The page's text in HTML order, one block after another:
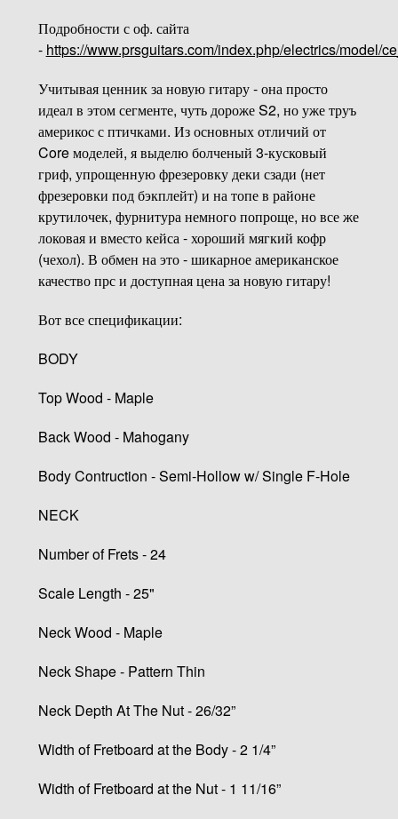
Подробности с оф. сайта
- https://www.prsguitars.com/index.php/electrics/model/
Учитывая ценник за новую гитару - она просто
идеал в этом сегменте, чуть дороже S2, но уже труъ
америкос с птичками. Из основных отличий от
Core моделей, я выделю болченый 3-кусковый
гриф, упрощенную фрезеровку деки сзади (нет
фрезеровки под бэкплейт) и на топе в районе
крутилочек, фурнитура немного попроще, но все же
локовая и вместо кейса - хороший мягкий кофр
(чехол). В обмен на это - шикарное американское
качество прс и доступная цена за новую гитару!
Вот все спецификации:
BODY
Top Wood - Maple
Back Wood - Mahogany
Body Contruction - Semi-Hollow w/ Single F-Hole
NECK
Number of Frets - 24
Scale Length - 25"
Neck Wood - Maple
Neck Shape - Pattern Thin
Neck Depth At The Nut - 26/32”
Width of Fretboard at the Body - 2 1/4”
Width of Fretboard at the Nut - 1 11/16”